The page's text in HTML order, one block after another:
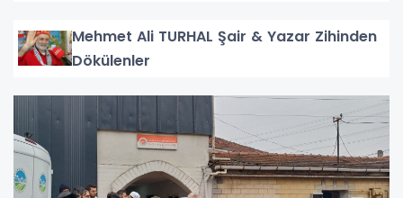
Mehmet Ali TURHAL Şair & Yazar Zihinden
Dökülenler